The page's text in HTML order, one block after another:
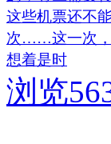
这些机票还不
次……这一次，
想着是时
浏览